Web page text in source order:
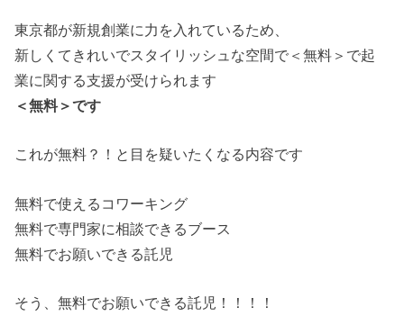
東京都が新規創業に力を入れているため、
新しくてきれいでスタイリッシュな空間で＜無料＞で起
業に関する支援が受けられます
＜無料＞です
これが無料？！と目を疑いたくなる内容です
無料で使えるコワーキング
無料で専門家に相談できるブース
無料でお願いできる託児
そう、無料でお願いできる託児！！！！